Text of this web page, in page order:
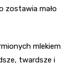
zostawia mało
mlekiem
twardsze i